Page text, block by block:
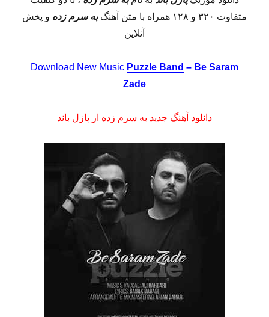
متفاوت ۳۲۰ و ۱۲۸ همراه با متن آهنگ
به سرم زده و پخش
آنلاین
Download New Music Puzzle Band – Be Saram
Zade
دانلود آهنگ جدید به سرم زده از پازل باند